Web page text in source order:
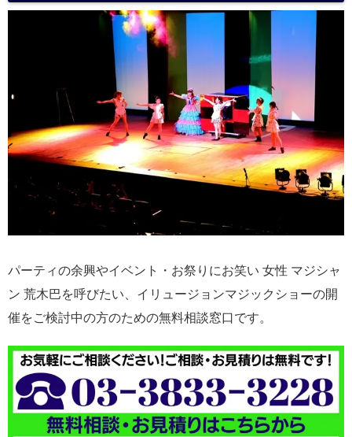
パーティの余興やイベント・お祭りにお笑い 女性 マジシャ
ン 荒木巴を呼びたい、イリュージョンマジックショーの開
催をご検討中の方のための無料相談窓口です。